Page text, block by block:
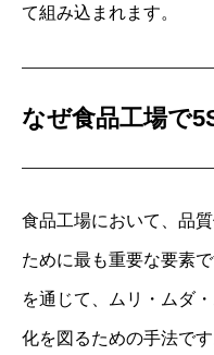
て組み込まれます。
なぜ食品工場で
食品工場において、品
ために最も重要な要素
を通じて、ムリ・ムダ
化を図るための手法で